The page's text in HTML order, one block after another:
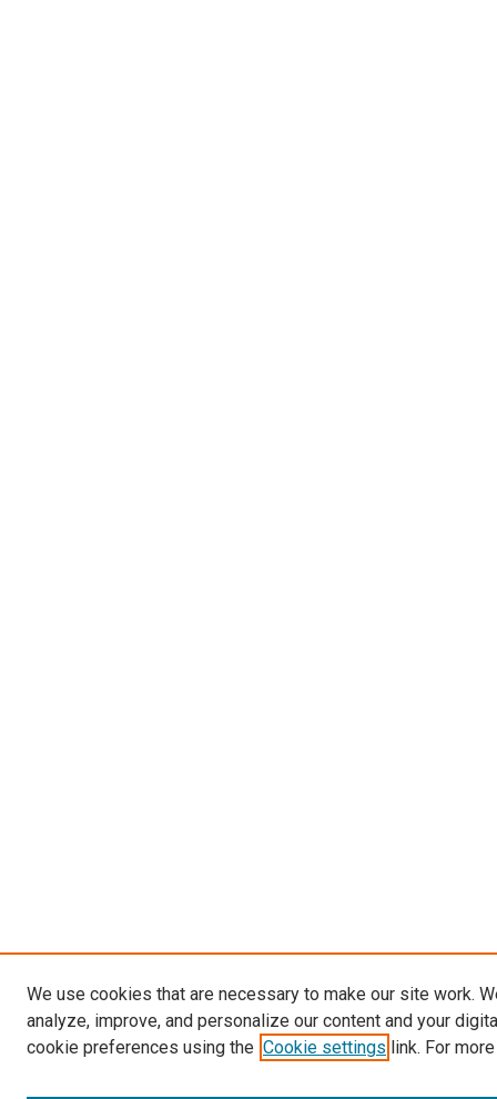
We use cookies that are necessary to make our site work.
analyze, improve, and personalize our content and your
cookie preferences using the Cookie settings link. For